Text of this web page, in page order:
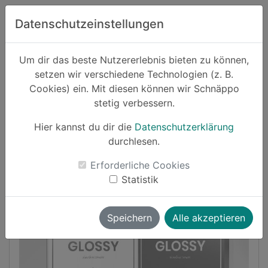
Zum Hauptinhalt springen
Datenschutzeinstellungen
Um dir das beste Nutzererlebnis bieten zu können,
setzen wir verschiedene Technologien (z. B.
Cookies) ein. Mit diesen können wir Schnäppo
stetig verbessern.
Hier kannst du dir die Datenschutzerklärung
durchlesen.
Erforderliche Cookies
Statistik
Speichern Alle akzeptieren
Suchen
Schnäppchen Mode
Cashback